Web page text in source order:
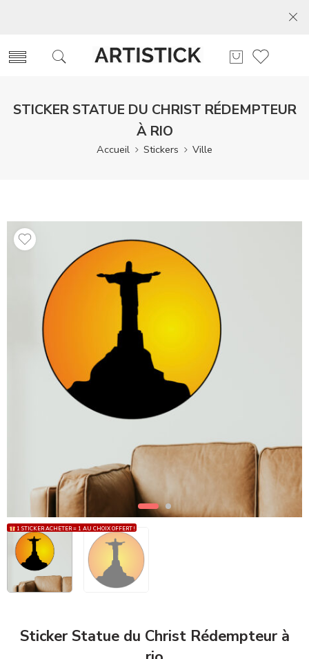
STICKER STATUE DU CHRIST RÉDEMPTEUR
À RIO
Accueil Stickers Ville
1 STICKER ACHETER = 1 AU CHOIX OFFERT !
Sticker Statue du Christ Rédempteur à